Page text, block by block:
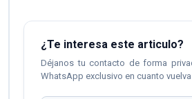
¿Te interesa este articulo?
Déjanos tu contacto de forma
WhatsApp exclusivo en cuanto